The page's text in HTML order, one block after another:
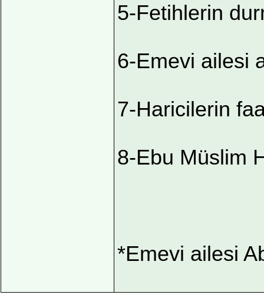
5-Fetihlerin
6-Emevi ailesi
7-Haricilerin
8-Ebu Müslim
*Emevi ailesi